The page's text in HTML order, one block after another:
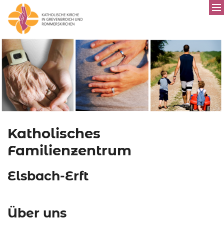
Katholisches
Familienzentrum
Elsbach-Erft
Über uns